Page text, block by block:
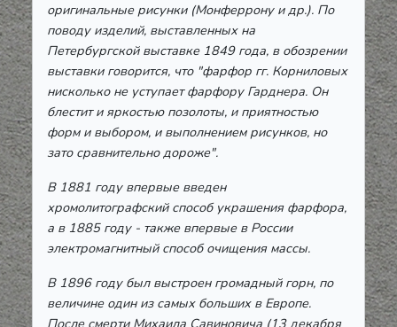
оригинальные рисунки (Монферрону и др.). По
поводу изделий, выставленных на
Петербургской выставке 1849 года, в обозрении
выставки говорится, что "фарфор гг. Корниловых
нисколько не уступает фарфору Гарднера. Он
блестит и яркостью позолоты, и приятностью
форм и выбором, и выполнением рисунков, но
зато сравнительно дороже".
В 1881 году впервые введен
хромолитографский способ украшения фарфора,
а в 1885 году - также впервые в России
электромагнитный способ очищения массы.
В 1896 году был выстроен громадный горн, по
величине один из самых больших в Европе.